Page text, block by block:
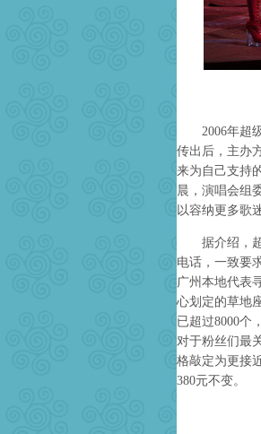
2006年超级
传出后，主办
来为自己支持
晨，演唱会组
以容纳更多歌
据介绍，超
电话，一致要
广州本地代表
心划定的草地
已超过8000个
对于粉丝们最
格敲定为更接
380元不变。